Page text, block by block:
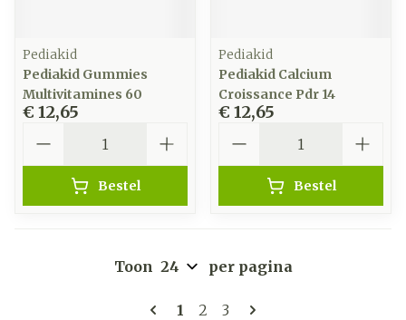
Pediakid
Pediakid Gummies
Multivitamines 60
€ 12,65
Bestel
Pediakid
Pediakid Calcium
Croissance Pdr 14
€ 12,65
Bestel
Pagina's
U lees momenteel pagina
1 Pagina
2 Pagina
3
Toon per pagina